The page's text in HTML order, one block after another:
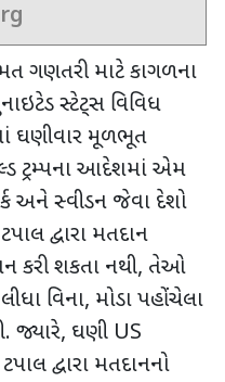
ગણતરી માટે કાગળના
સ્ટેટ્સ વિવિધ
ઘણીવાર મૂળભૂત
ટ્રમ્પના આદેશમાં એમ
અને સ્વીડન જેવા દેશો
દ્વારા મતદાન
કરી શકતા નથી, તેઓ
વિના, મોડા પહોંચેલા
જ્યારે, ઘણી US
દ્વારા મતદાનનો